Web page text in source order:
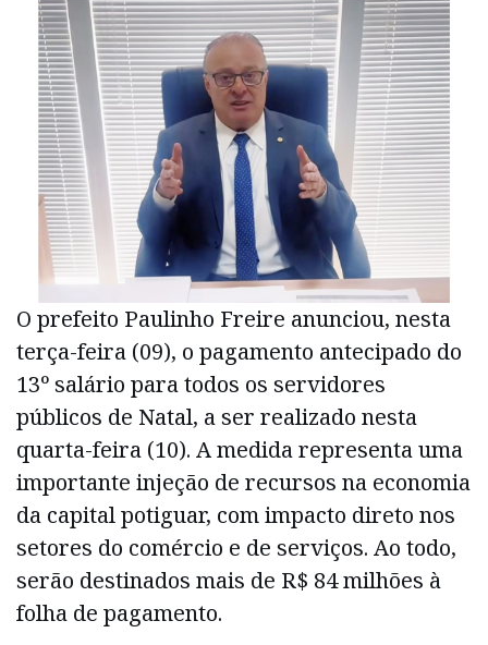
O prefeito Paulinho Freire anunciou, nesta
terça-feira (09), o pagamento antecipado do
13º salário para todos os servidores
públicos de Natal, a ser realizado nesta
quarta-feira (10). A medida representa uma
importante injeção de recursos na economia
da capital potiguar, com impacto direto nos
setores do comércio e de serviços. Ao todo,
serão destinados mais de R$ 84 milhões à
folha de pagamento.